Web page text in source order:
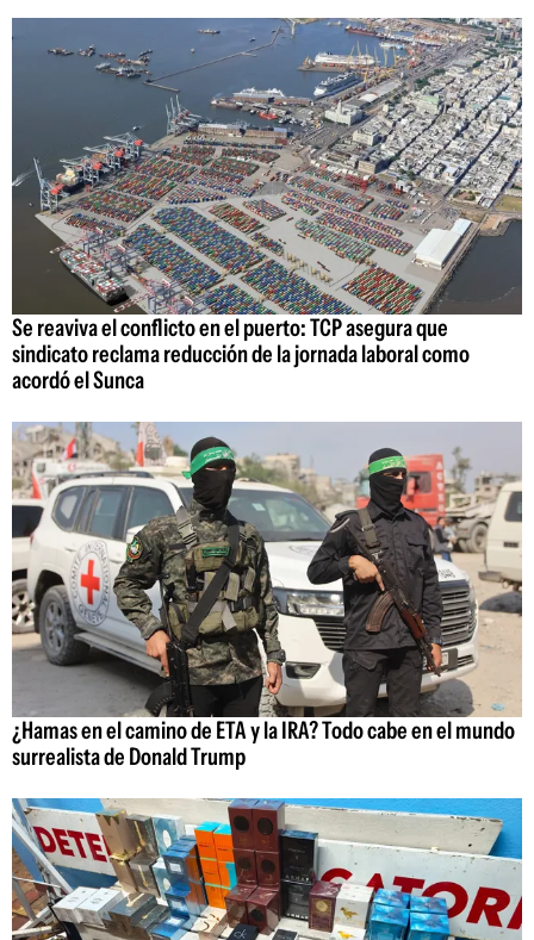
Se reaviva el conflicto en el puerto: TCP asegura que
sindicato reclama reducción de la jornada laboral como
acordó el Sunca
¿Hamas en el camino de ETA y la IRA? Todo cabe en el mundo
surrealista de Donald Trump